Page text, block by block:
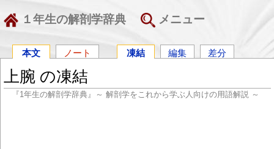
１年生の解剖学辞典 メニュー
本文 ノート 凍結 編集 差分
上腕 の凍結
『1年生の解剖学辞典』～ 解剖学をこれから学ぶ人向けの用語解説 ～